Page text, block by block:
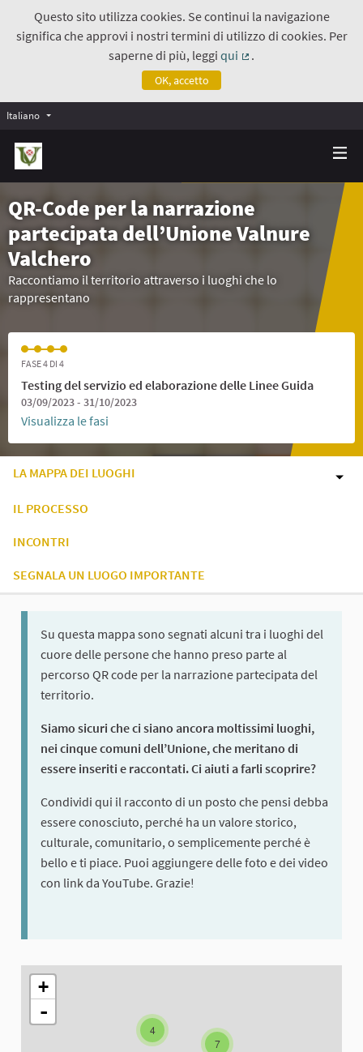
Questo sito utilizza cookies. Se continui la navigazione
significa che approvi i nostri termini di utilizzo di cookies. Per
saperne di più, leggiqui
.
OK, accetto
Italiano
QR-Code per la narrazione
partecipata dell’Unione Valnure
Valchero
Raccontiamo il territorio attraverso i luoghi che lo
rappresentano
FASE 4 DI 4
Testing del servizio ed elaborazione delle Linee Guida
03/09/2023 - 31/10/2023
Visualizza le fasi
LA MAPPA DEI LUOGHI
IL PROCESSO
INCONTRI
SEGNALA UN LUOGO IMPORTANTE
Su questa mappa sono segnati alcuni tra i luoghi del
cuore delle persone che hanno preso parte al
percorso QR code per la narrazione partecipata del
territorio.
Siamo sicuri che ci siano ancora moltissimi luoghi,
nei cinque comuni dell’Unione, che meritano di
essere inseriti e raccontati. Ci aiuti a farli scoprire?
Condividi qui il racconto di un posto che pensi debba
essere conosciuto, perché ha un valore storico,
culturale, comunitario, o semplicemente perché è
bello e ti piace. Puoi aggiungere delle foto e dei video
con link da YouTube. Grazie!
L'elemento seguente è una mappa che presenta gli
7
4
+
-